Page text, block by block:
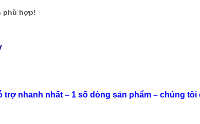
phù hợp!
nhanh nhất – 1 số dòng sản phẩm – chúng